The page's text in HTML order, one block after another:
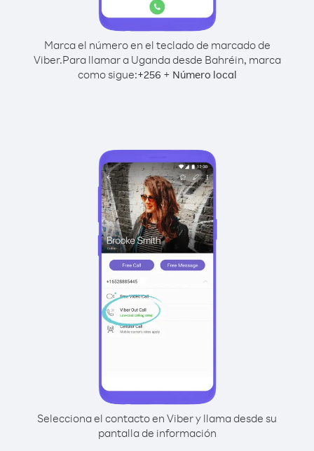
Marca el número en el teclado de marcado de
Viber.Para llamar a Uganda desde Bahréin, marca
como sigue:+256 + Número local
Selecciona el contacto en Viber y llama desde su
pantalla de información